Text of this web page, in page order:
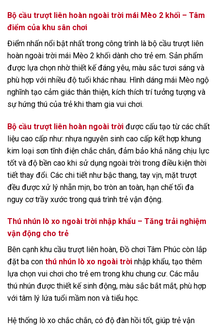
Bộ cầu trượt liên hoàn ngoài trời mái Mèo 2 khối – Tâm
điểm của khu sân chơi
Điểm nhấn nổi bật nhất trong công trình là bộ cầu trượt liên
hoàn ngoài trời mái Mèo 2 khối dành cho trẻ em. Sản phẩm
được lựa chọn nhờ thiết kế đáng yêu, màu sắc tươi sáng và
phù hợp với nhiều độ tuổi khác nhau. Hình dáng mái Mèo ngộ
nghĩnh tạo cảm giác thân thiện, kích thích trí tưởng tượng và
sự hứng thú của trẻ khi tham gia vui chơi.
Bộ cầu trượt liên hoàn ngoài trời được cấu tạo từ các chất
liệu cao cấp như: nhựa nguyên sinh cao cấp kết hợp khung
kim loại sơn tĩnh điện chắc chắn, đảm bảo khả năng chịu lực
tốt và độ bền cao khi sử dụng ngoài trời trong điều kiện thời
tiết thay đổi. Các chi tiết như bậc thang, tay vịn, mặt trượt
đều được xử lý nhẵn mịn, bo tròn an toàn, hạn chế tối đa
nguy cơ trầy xước trong quá trình trẻ vận động.
Thú nhún lò xo ngoài trời nhập khẩu – Tăng trải nghiệm
vận động cho trẻ
Bên cạnh khu cầu trượt liên hoàn, Đồ chơi Tâm Phúc còn lắp
đặt ba con thú nhún lò xo ngoài trời nhập khẩu, tạo thêm
lựa chọn vui chơi cho trẻ em trong khu chung cư. Các mẫu
thú nhún được thiết kế sinh động, màu sắc bắt mắt, phù hợp
với tâm lý lứa tuổi mầm non và tiểu học.
Hệ thống lò xo chắc chắn, có độ đàn hồi tốt, giúp trẻ vận